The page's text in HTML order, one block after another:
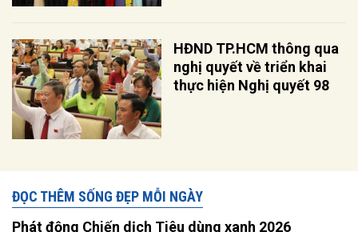
HĐND TP.HCM thông qua
nghị quyết về triển khai
thực hiện Nghị quyết 98
ĐỌC THÊM SỐNG ĐẸP MỖI NGÀY
Phát động Chiến dịch Tiêu dùng xanh 2026